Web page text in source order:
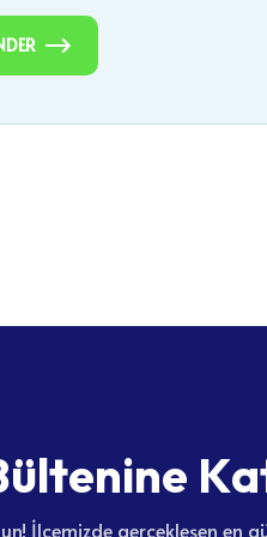
ültenine Ka
İlçemizde gerçekleşen en